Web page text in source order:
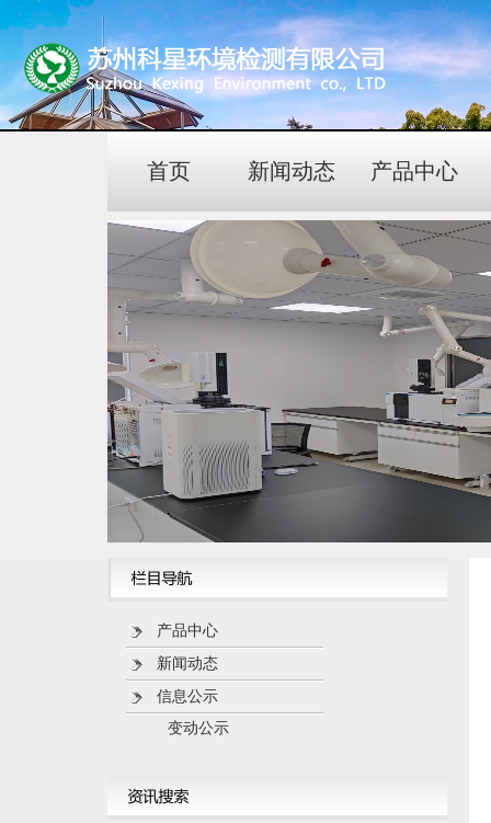
首页 新闻动态 产品中心
产品中心
新闻动态
信息公示
变动公示